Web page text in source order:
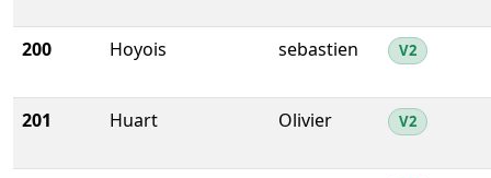
200 Hoyois sebastien V2
201 Huart Olivier V2